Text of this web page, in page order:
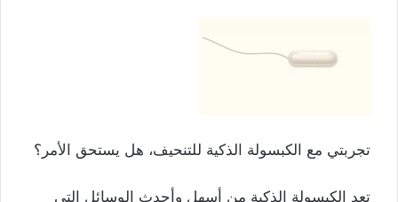
تجربتي مع الكبسولة الذكية للتنحيف، هل يستحق الأمر؟
تعد الكبسولة الذكية من أسهل وأحدث الوسائل التي